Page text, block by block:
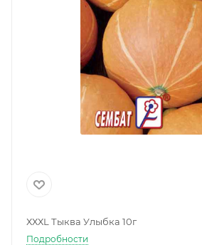
ХХХL Тыква Улыбка 10г
Подробности